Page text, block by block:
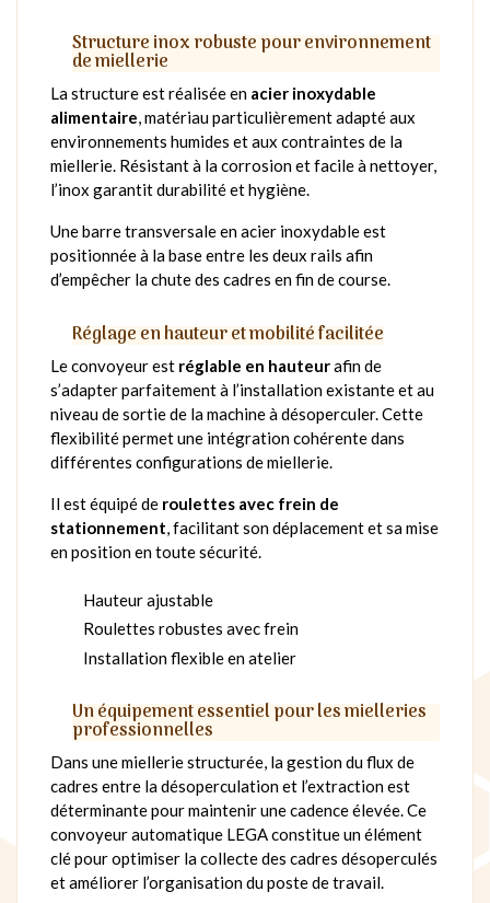
Structure inox robuste pour environnement
de miellerie
La structure est réalisée en acier inoxydable
alimentaire, matériau particulièrement adapté aux
environnements humides et aux contraintes de la
miellerie. Résistant à la corrosion et facile à nettoyer,
l’inox garantit durabilité et hygiène.
Une barre transversale en acier inoxydable est
positionnée à la base entre les deux rails afin
d’empêcher la chute des cadres en fin de course.
Réglage en hauteur et mobilité facilitée
Le convoyeur est réglable en hauteurafin de
s’adapter parfaitement à l’installation existante et au
niveau de sortie de la machine à désoperculer. Cette
flexibilité permet une intégration cohérente dans
différentes configurations de miellerie.
Il est équipé de roulettes avec frein de
stationnement, facilitant son déplacement et sa mise
en position en toute sécurité.
Hauteur ajustable
Roulettes robustes avec frein
Installation flexible en atelier
Un équipement essentiel pour les mielleries
professionnelles
Dans une miellerie structurée, la gestion du flux de
cadres entre la désoperculation et l’extraction est
déterminante pour maintenir une cadence élevée. Ce
convoyeur automatique LEGA constitue un élément
clé pour optimiser la collecte des cadres désoperculés
et améliorer l’organisation du poste de travail.